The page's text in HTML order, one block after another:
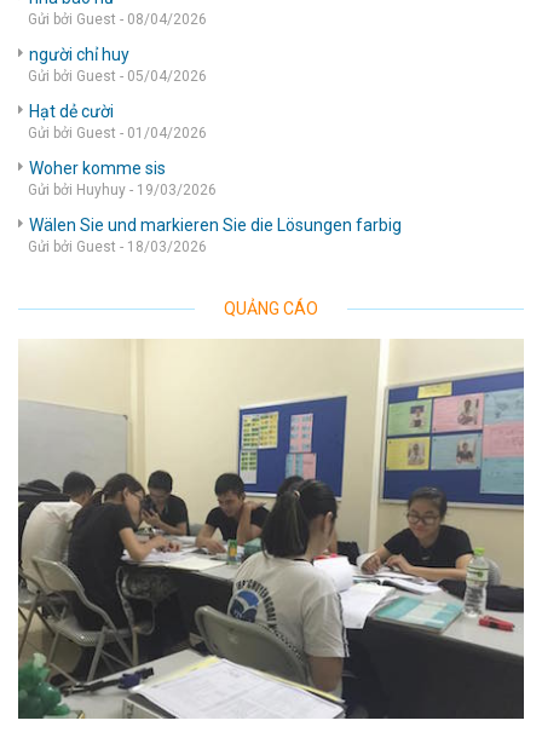
Gửi bởi Guest - 08/04/2026
người chỉ huy
Gửi bởi Guest - 05/04/2026
Hạt dẻ cười
Gửi bởi Guest - 01/04/2026
Woher komme sis
Gửi bởi Huyhuy - 19/03/2026
Wälen Sie und markieren Sie die Lösungen farbig
Gửi bởi Guest - 18/03/2026
QUẢNG CÁO